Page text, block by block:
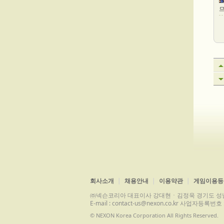
회사소개 채용안내 이용약관
게임이용
㈜넥슨코리아 대표이사 강대현ㆍ김정욱 경기도
E-mail : contact-us@nexon.co.kr 사업자등록번
© NEXON Korea Corporation All Rights Reserved.